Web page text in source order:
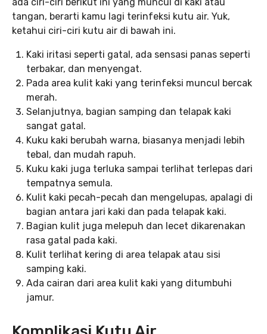
tangan, berarti kamu lagi terinfeksi kutu air. Yuk,
ketahui ciri-ciri kutu air di bawah ini.
Kaki iritasi seperti gatal, ada sensasi panas seperti
terbakar, dan menyengat.
Pada area kulit kaki yang terinfeksi muncul bercak
merah.
Selanjutnya, bagian samping dan telapak kaki
sangat gatal.
Kuku kaki berubah warna, biasanya menjadi lebih
tebal, dan mudah rapuh.
Kuku kaki juga terluka sampai terlihat terlepas dari
tempatnya semula.
Kulit kaki pecah-pecah dan mengelupas, apalagi di
bagian antara jari kaki dan pada telapak kaki.
Bagian kulit juga melepuh dan lecet dikarenakan
rasa gatal pada kaki.
Kulit terlihat kering di area telapak atau sisi
samping kaki.
Ada cairan dari area kulit kaki yang ditumbuhi
jamur.